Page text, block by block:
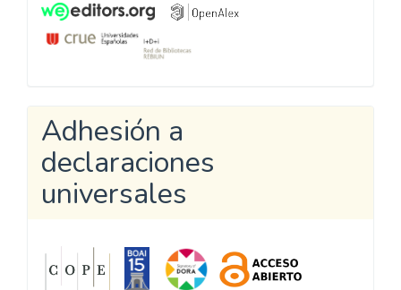
Adhesión a
declaraciones
universales